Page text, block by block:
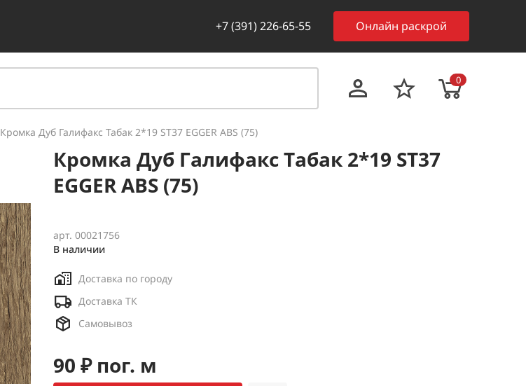
+7 (391) 226-65-55 Онлайн раскрой
0
Кромка Дуб Галифакс Табак 2*19 SТ37 EGGER ABS (75)
Кромка Дуб Галифакс Табак 2*19 SТ37
EGGER ABS (75)
арт. 00021756
В наличии
Доставка по городу
Доставка ТК
Самовывоз
90 ₽ пог. м